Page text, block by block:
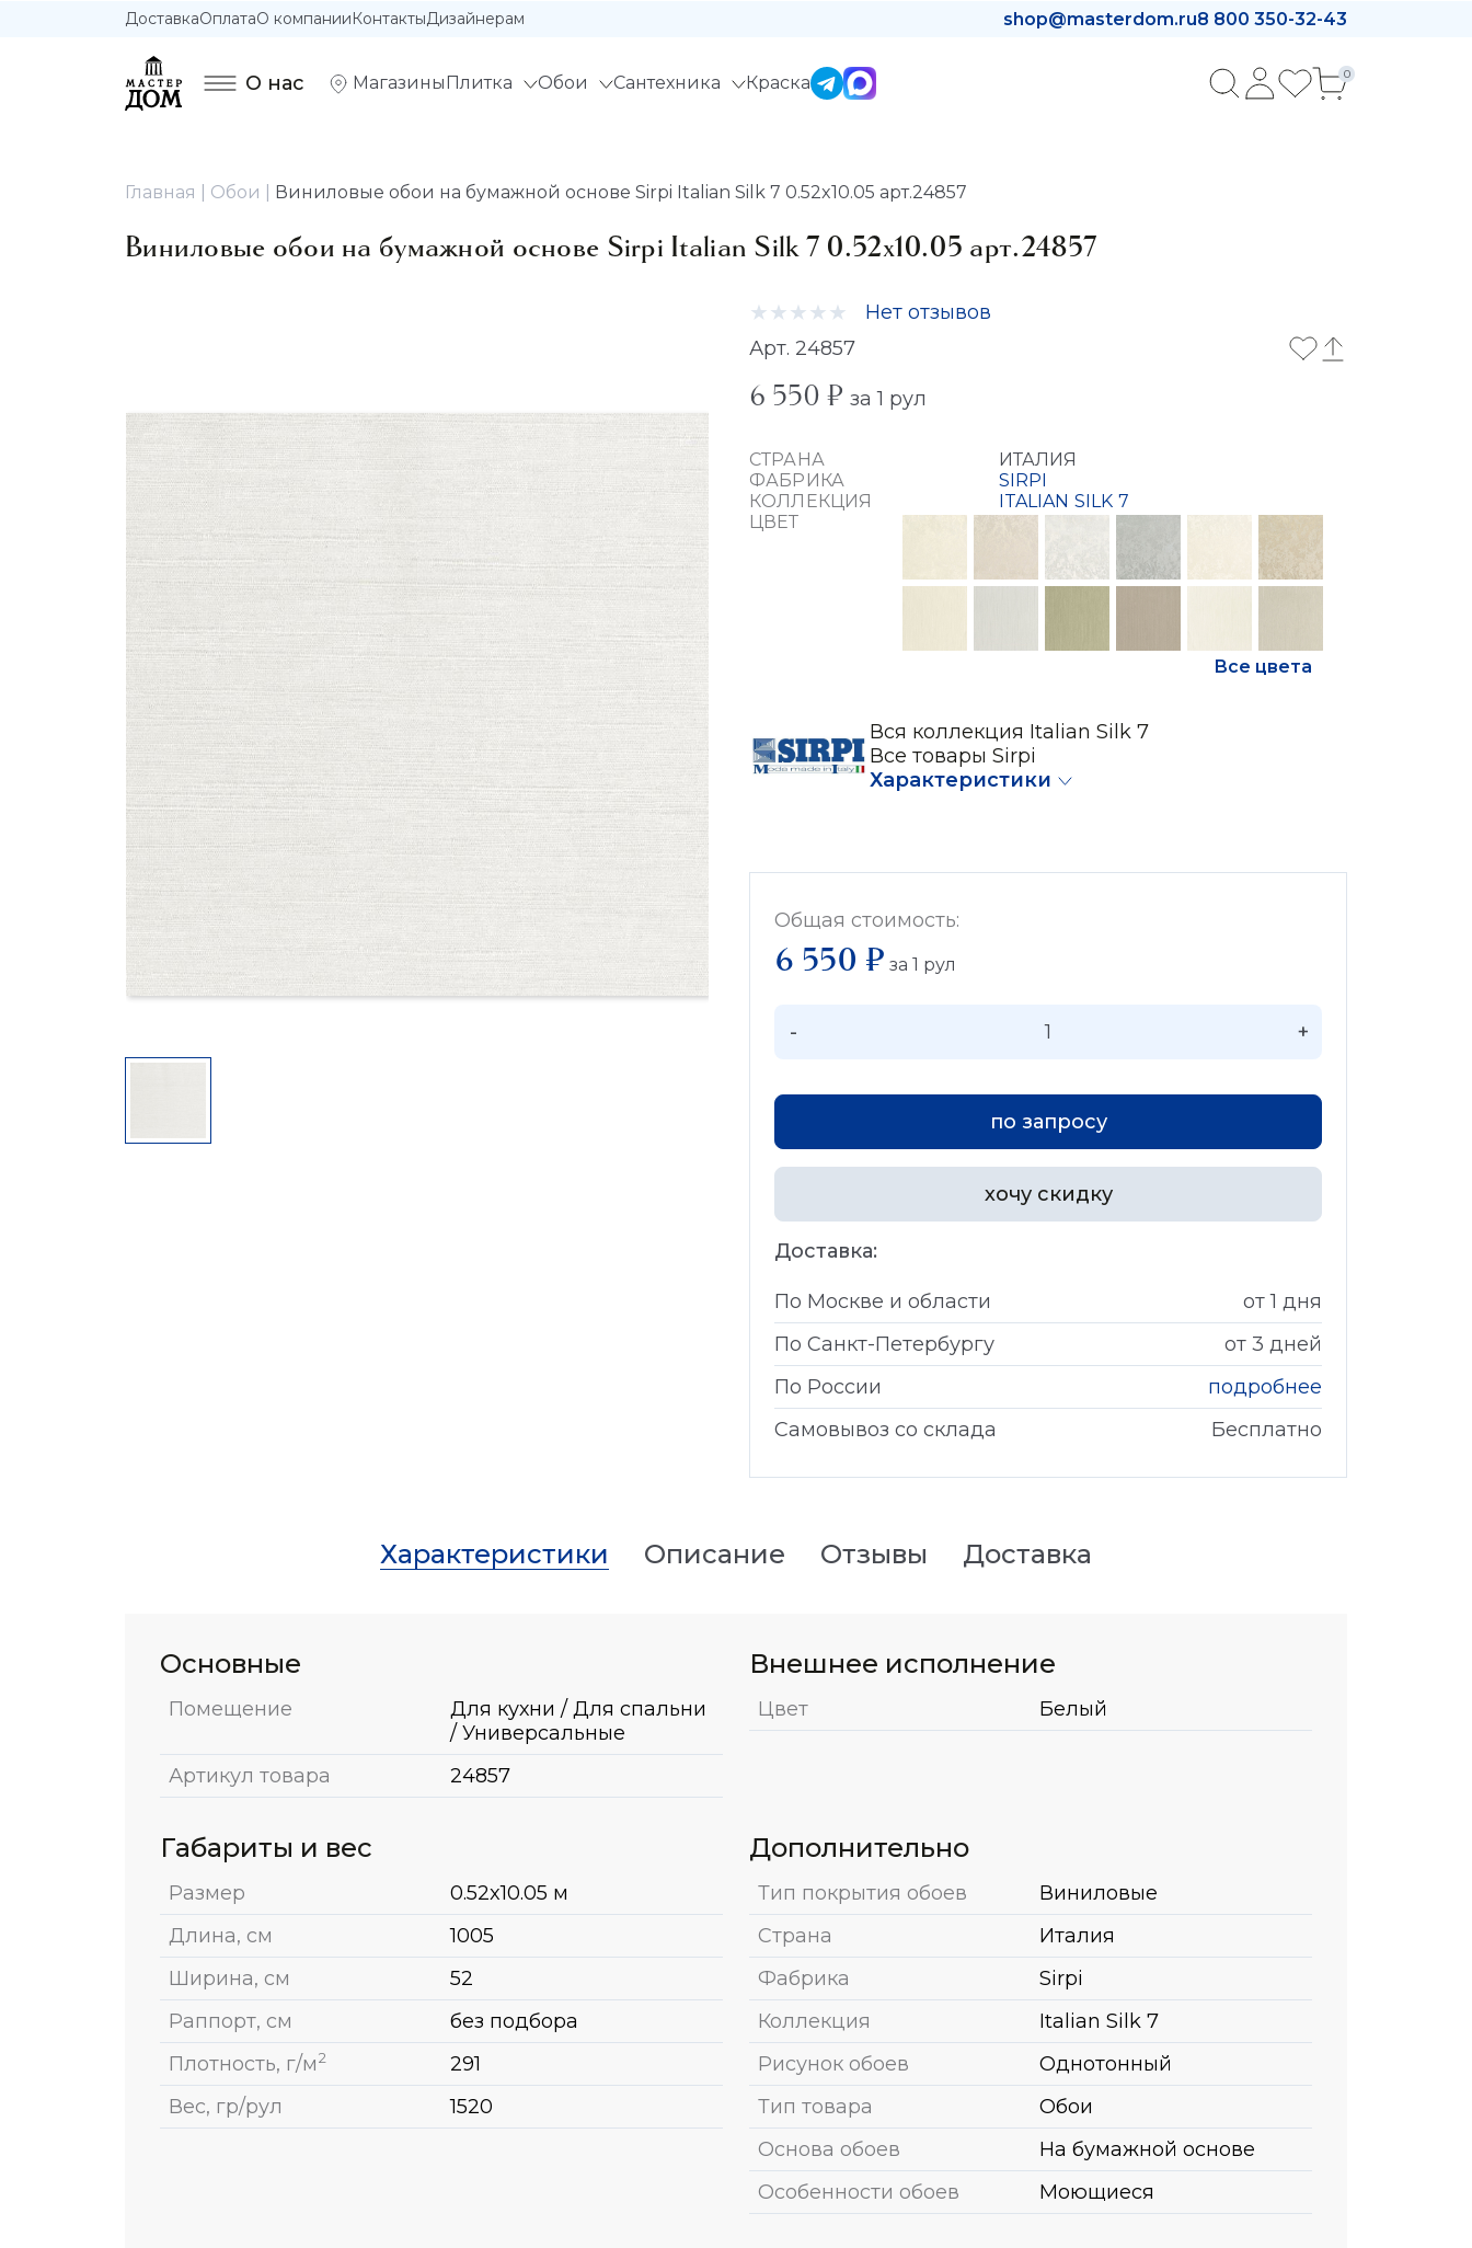
ДоставкаОплатаО компанииКонтактыДизайнерам shop@masterdom.ru8 800 350-32-43
О нас Магазины Плитка Обои Сантехника Краска 0
Главная Обои Виниловые обои на бумажной основе Sirpi Italian Silk 7 0.52x10.05 арт.24857
Виниловые обои на бумажной основе Sirpi Italian Silk 7 0.52x10.05 арт.24857
Нет отзывов
Арт. 24857
6 550 ₽ за 1 рул
СТРАНА
ИТАЛИЯ
ФАБРИКА
SIRPI
КОЛЛЕКЦИЯ
ITALIAN SILK 7
ЦВЕТ
Все цвета
Вся коллекция Italian Silk 7
Все товары Sirpi
Характеристики
Общая стоимость:
6 550 ₽ за 1 рул
- +
по запросу
хочу скидку
Доставка:
По Москве и области
от 1 дня
По Санкт-Петербургу
от 3 дней
По России
подробнее
Самовывоз со склада
Бесплатно
Характеристики Описание Отзывы Доставка
Основные
Помещение
Для кухни / Для спальни
/ Универсальные
Артикул товара
24857
Внешнее исполнение
Цвет Белый
Габариты и вес
Размер
0.52x10.05 м
Длина, см
1005
Ширина, см
52
Раппорт, см
без подбора
Плотность, г/м2
291
Вес, гр/рул
1520
Дополнительно
Тип покрытия обоев
Виниловые
Страна
Италия
Фабрика
Sirpi
Коллекция
Italian Silk 7
Рисунок обоев
Однотонный
Тип товара
Обои
Основа обоев
На бумажной основе
Особенности обоев
Моющиеся